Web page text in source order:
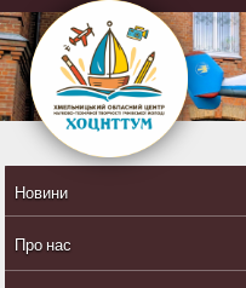
Новини
Про нас